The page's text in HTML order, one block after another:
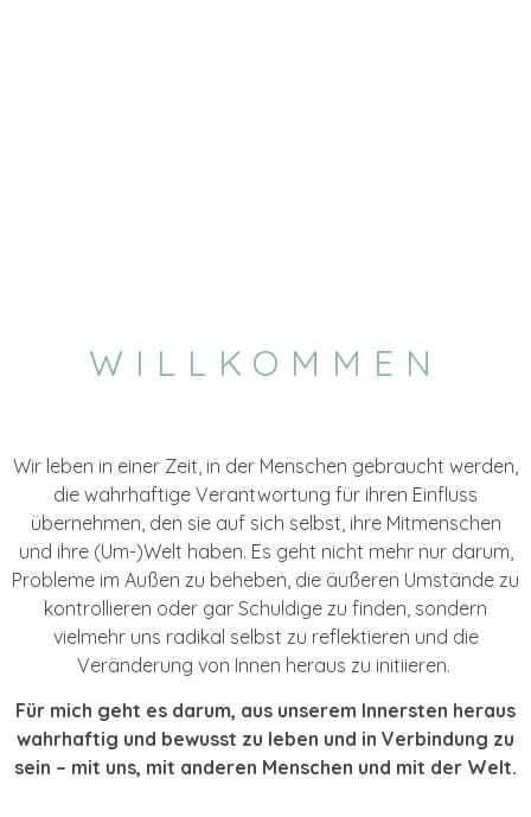
WILLKOMMEN
Wir leben in einer Zeit, in der Menschen gebraucht werden,
die wahrhaftige Verantwortung für ihren Einfluss
übernehmen, den sie auf sich selbst, ihre Mitmenschen
und ihre (Um-)Welt haben. Es geht nicht mehr nur darum,
Probleme im Außen zu beheben, die äußeren Umstände zu
kontrollieren oder gar Schuldige zu finden, sondern
vielmehr uns radikal selbst zu reflektieren und die
Veränderung von Innen heraus zu initiieren.
Für mich geht es darum, aus unserem Innersten heraus
wahrhaftig und bewusst zu leben und in Verbindung zu
sein – mit uns, mit anderen Menschen und mit der Welt.